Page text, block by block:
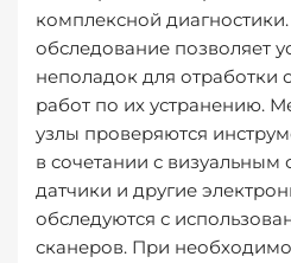
комплексной
обследование позволяет
неполадок для отработки
работ по их устранению.
узлы проверяются
в сочетании с
датчики и другие
обследуются с
сканеров. При